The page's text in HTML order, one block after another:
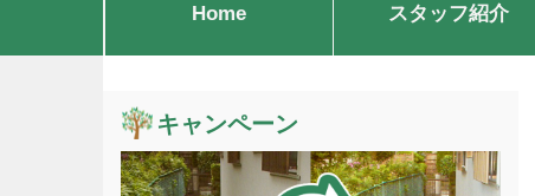
Home スタッフ紹介
キャンペーン